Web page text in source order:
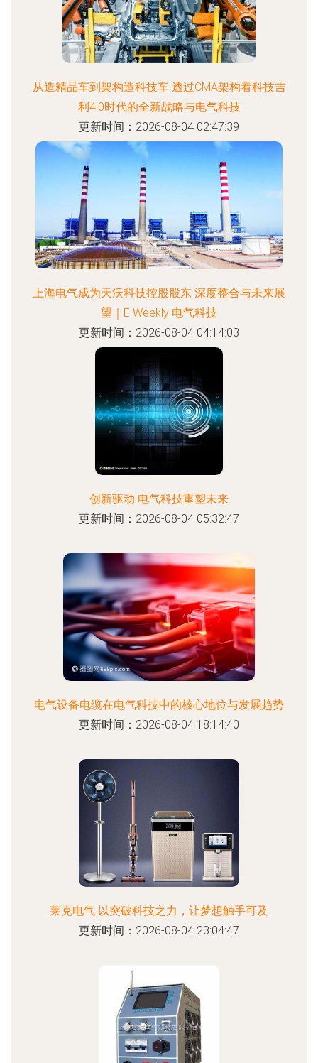
从造精品车到架构造科技车 透过CMA架构看科技吉
利4.0时代的全新战略与电气科技
更新时间：2026-08-04 02:47:39
上海电气成为天沃科技控股股东 深度整合与未来展
望｜E Weekly 电气科技
更新时间：2026-08-04 04:14:03
创新驱动 电气科技重塑未来
更新时间：2026-08-04 05:32:47
电气设备电缆在电气科技中的核心地位与发展趋势
更新时间：2026-08-04 18:14:40
莱克电气 以突破科技之力，让梦想触手可及
更新时间：2026-08-04 23:04:47